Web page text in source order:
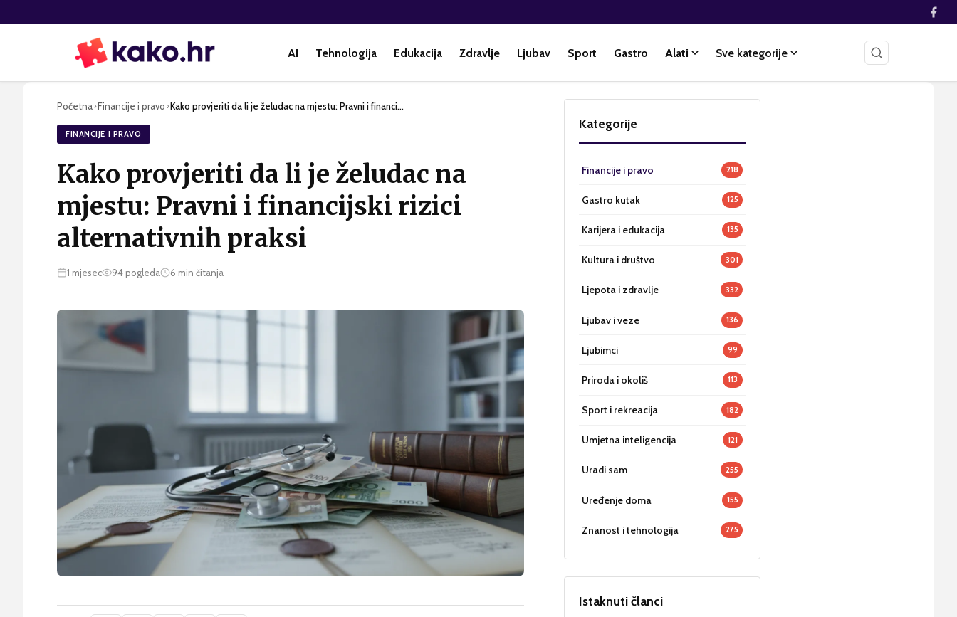
AI Tehnologija Edukacija Zdravlje Ljubav Sport Gastro Alati Sve kategorije
Početna›Financije i pravo ›Kako provjeriti da li je želudac na mjestu: Pravni i financi…
FINANCIJE I PRAVO
Kako provjeriti da li je želudac na
mjestu: Pravni i financijski rizici
alternativnih praksi
1 mjesec 94pogleda 6 min čitanja
Kategorije
Financije i pravo 218
Gastro kutak 125
Karijera i edukacija 135
Kultura i društvo 301
Ljepota i zdravlje 332
Ljubav i veze 136
Ljubimci 99
Priroda i okoliš 113
Sport i rekreacija 182
Umjetna inteligencija 121
Uradi sam 255
Uređenje doma 155
Znanost i tehnologija 275
Istaknuti članci